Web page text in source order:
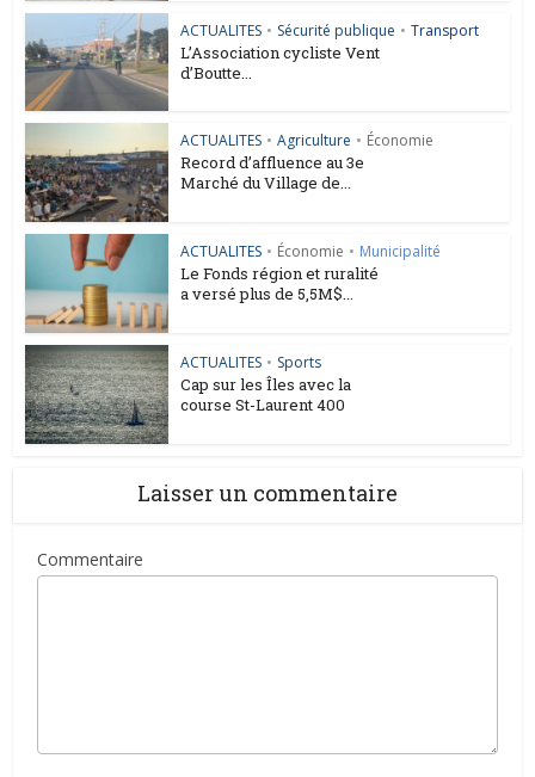
ACTUALITES • Sécurité publique • Transport
L’Association cycliste Vent
d’Boutte...
ACTUALITES • Agriculture • Économie
Record d’affluence au 3e
Marché du Village de...
ACTUALITES • Économie • Municipalité
Le Fonds région et ruralité
a versé plus de 5,5M$...
ACTUALITES • Sports
Cap sur les Îles avec la
course St-Laurent 400
Laisser un commentaire
Commentaire